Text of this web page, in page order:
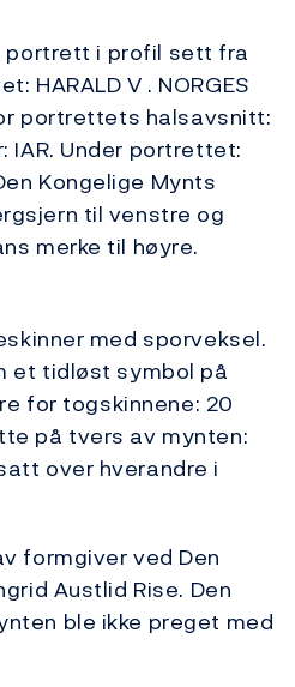
portrett i profil sett fra
HARALD V . NORGES
portrettets halsavsnitt:
IAR. Under portrettet:
Kongelige Mynts
til venstre og
merke til høyre.
med sporveksel.
et tidløst symbol på
for togskinnene: 20
på tvers av mynten:
satt over hverandre i
formgiver ved Den
Austlid Rise. Den
ble ikke preget med